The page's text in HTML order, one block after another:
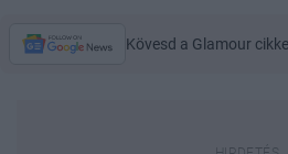
Kövesd a Glamour